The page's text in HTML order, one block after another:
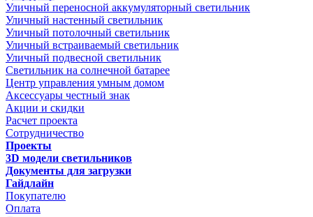
Уличный переносной аккумуляторный светильник
Уличный настенный светильник
Уличный потолочный светильник
Уличный встраиваемый светильник
Уличный подвесной светильник
Светильник на солнечной батарее
Центр управления умным домом
Аксессуары честный знак
Акции и скидки
Расчет проекта
Сотрудничество
Проекты
3D модели светильников
Документы для загрузки
Гайдлайн
Покупателю
Оплата